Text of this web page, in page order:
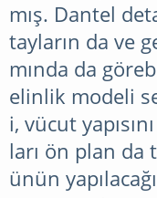
mış. Dantel
tayların da ve
mında da
elinlik modeli
i, vücut
ları ön plan da
ünün